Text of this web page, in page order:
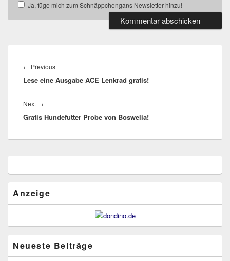
Ja, füge mich zum Schnäppchengans Newsletter hinzu!
← PreviousPrevious
post:
Lese eine Ausgabe ACE Lenkrad gratis!
Next →
post:
Gratis Hundefutter Probe von Boswelia!
Anzeige
Neueste Beiträge